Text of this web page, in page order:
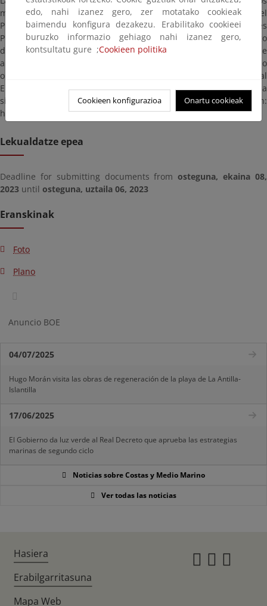
mecanismos establecidos en la Ley 39/2015, de 1 de octubre, del
Procedimiento Administrativo Común de las Administraciones
Públicas, dirigidas a la Demarcación de Costas en Murcia (Código
de identificación: EA0043352), citando las referencias que
aparecen en este anuncio. En particular, si dispone de certificado
o DNI electrónicos en vigor, puede hacer uso del Registro General
Electrónico de la Administración General del Estado en la
siguiente dirección:
https://rec.redsara.es/registro/action/are/acceso.do.
Lekualdatze epea
Deadline for submitting documents fromosteguna, ekaina 08,
2023 until osteguna, uztaila 06, 2023
Eranskinak
Foto
Plano
Anuncio BOE
04/07/2025
Hugo Morán visita las obras de regeneración de la playa de La Antilla-
Islantilla
17/06/2025
El Gobierno da luz verde al Real Decreto que aprueba las estrategias
marinas de segundo ciclo
Noticias sobre Costas y Medio Marino
Ver todas las noticias
edo, nahi izanez gero, zer motatako cookieak
baimendu konfigura dezakezu. Erabilitako cookieei
buruzko informazio gehiago nahi izanez gero,
kontsultatu gure ;Cookieen politika
Cookieen konfigurazioa Onartu cookieak
Hasiera
Erabilgarritasuna
Mapa Web